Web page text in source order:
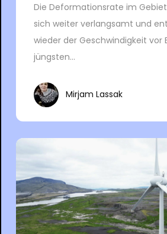
Die Deformationsrate im
sich weiter verlangsamt und
wieder der Geschwindigkeit vor
jüngsten...
Mirjam Lassak